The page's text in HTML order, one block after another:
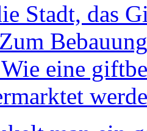
Stadt, das
eine